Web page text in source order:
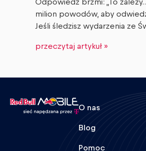
Odpowiedź brzmi: „To
milion powodów, aby
Jeśli śledzisz wydarzenia ze
przeczytaj artykuł »
O nas
Blog
Pomoc